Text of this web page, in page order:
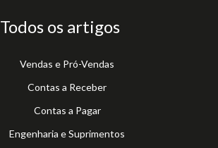
Todos os artigos
Vendas e Pró-Vendas
Contas a Receber
Contas a Pagar
Engenharia e Suprimentos